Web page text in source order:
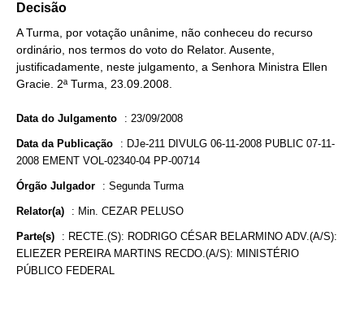
Decisão
A Turma, por votação unânime, não conheceu do recurso
ordinário, nos termos do voto do Relator. Ausente,
justificadamente, neste julgamento, a Senhora Ministra Ellen
Gracie. 2ª Turma, 23.09.2008.
Data do Julgamento : 23/09/2008
Data da Publicação : DJe-211 DIVULG 06-11-2008 PUBLIC 07-11-
2008 EMENT VOL-02340-04 PP-00714
Órgão Julgador : Segunda Turma
Relator(a) : Min. CEZAR PELUSO
Parte(s) : RECTE.(S): RODRIGO CÉSAR BELARMINO ADV.(A/S):
ELIEZER PEREIRA MARTINS RECDO.(A/S): MINISTÉRIO
PÚBLICO FEDERAL